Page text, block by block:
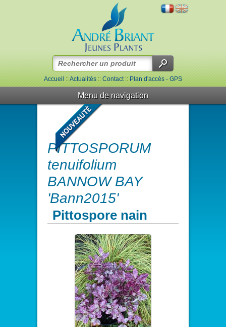
Accueil::Actualités::Contact::Plan d'accès - GPS
Menu de navigation
PITTOSPORUM
tenuifolium
BANNOW BAY
'Bann2015'
Pittospore nain